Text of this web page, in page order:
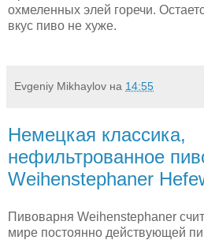
охмеленных элей горечи.
вкус пиво не хуже.
Evgeniy Mikhaylov на 14:55
Немецкая классика,
нефильтрованное
Weihenstephaner
Пивоварня Weihenstephaner
мире постоянно действующей